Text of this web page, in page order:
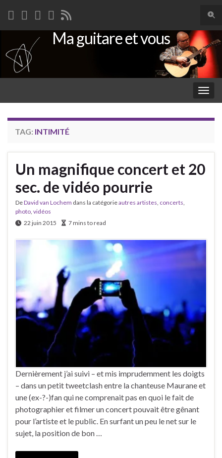
Search for:
Ma guitare et vous
TAG: INTIMITÉ
Un magnifique concert et 20
sec. de vidéo pourrie
DeDavid van Lochem dans la catégorieautres artistes concerts
photo vidéos
22 juin 2015
7 mins to read
Dernièrement j’ai suivi – et mis imprudemment les doigts
– dans un petit tweetclash entre la chanteuse Maurane et
une (ex-?-)fan qui ne comprenait pas en quoi le fait de
photographier et filmer un concert pouvait être gênant
pour l’artiste et le public. En surfant un peu le net sur le
sujet, la position de bon …